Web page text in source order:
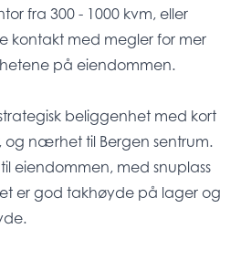
fra 300 - 1000 kvm, eller
kontakt med megler for mer
på eiendommen.
beliggenhet med kort
og nærhet til Bergen sentrum.
eiendommen, med snuplass
er god takhøyde på lager og